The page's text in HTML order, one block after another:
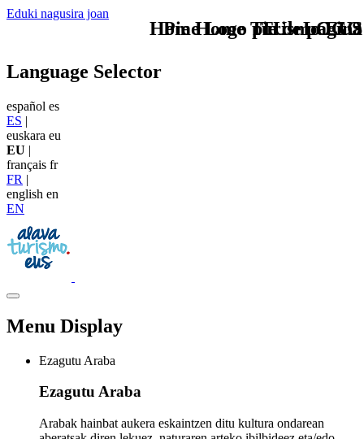
Eduki nagusira joan
TU - LOGO
Language Selector
español es
ES |
euskara eu
EU |
français fr
FR |
english en
EN
Menu Display
Ezagutu Araba
Ezagutu Araba
Arabak hainbat aukera eskaintzen ditu kultura ondarean
Home Logo pie de página
Pie Home Turismo EUS